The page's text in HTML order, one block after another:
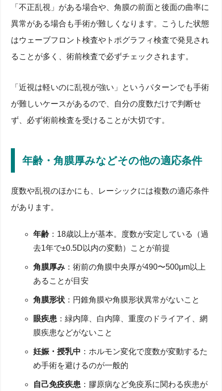
「不正乱視」がある場合や、角膜の前面と後面の曲率に
異常がある場合も手術が難しくなります。こうした状態
はウェーブフロント検査やトポグラフィ検査で発見され
ることが多く、術前検査で必ずチェックされます。
「近視は軽いのに乱視が強い」というパターンでも手術
が難しいケースがあるので、自分の度数だけで判断せ
ず、必ず術前検査を受けることが大切です。
年齢・角膜厚みなどその他の適応条件
度数や乱視のほかにも、レーシックには複数の適応条件
があります。
年齢 ：18歳以上が基本。度数が安定している（過
去1年で±0.5D以内の変動）ことが前提
角膜厚み ：術前の角膜中央厚が490〜500μm以上
あることが目安
角膜形状 ：円錐角膜や角膜形状異常がないこと
眼疾患 ：緑内障、白内障、重度のドライアイ、網
膜疾患などがないこと
妊娠・授乳中 ：ホルモン変化で度数が変動するた
め手術を避けるのが一般的
自己免疫疾患 ：膠原病など免疫系に関わる疾患が